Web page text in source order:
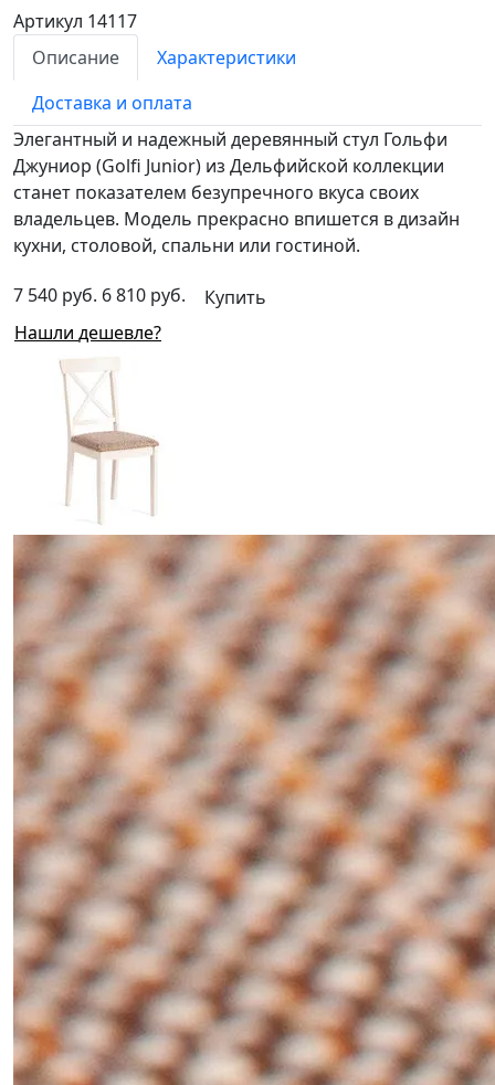
Артикул 14117
Описание
Характеристики
Доставка и оплата
Элегантный и надежный деревянный стул Гольфи
Джуниор (Golfi Junior) из Дельфийской коллекции
станет показателем безупречного вкуса своих
владельцев. Модель прекрасно впишется в дизайн
кухни, столовой, спальни или гостиной.
7 540 руб. 6 810 руб.
Купить
Нашли дешевле?